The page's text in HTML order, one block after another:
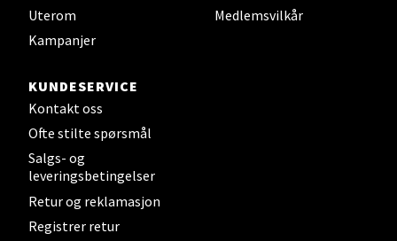
Uterom
Kampanjer
Medlemsvilkår
KUNDESERVICE
Kontakt oss
Ofte stilte spørsmål
Salgs- og
leveringsbetingelser
Retur og reklamasjon
Registrer retur
Bergen - Thon Senter Sartor
Åpent i dag 10-21
0 i butikk